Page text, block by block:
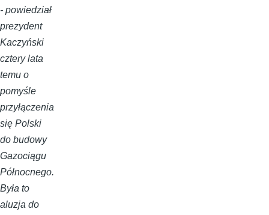
- powiedział
prezydent
Kaczyński
cztery lata
temu o
pomyśle
przyłączenia
się Polski
do budowy
Gazociągu
Północnego.
Była to
aluzja do